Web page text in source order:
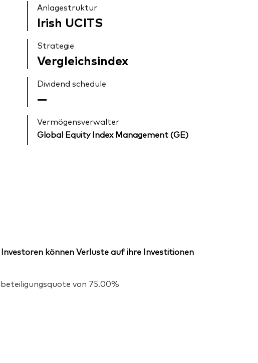
Anlagestruktur
Irish UCITS
Strategie
Vergleichsindex
Dividend schedule
—
Vermögensverwalter
Global Equity Index Management (GE)
können Verluste auf ihre Investitionen
von 75.00%